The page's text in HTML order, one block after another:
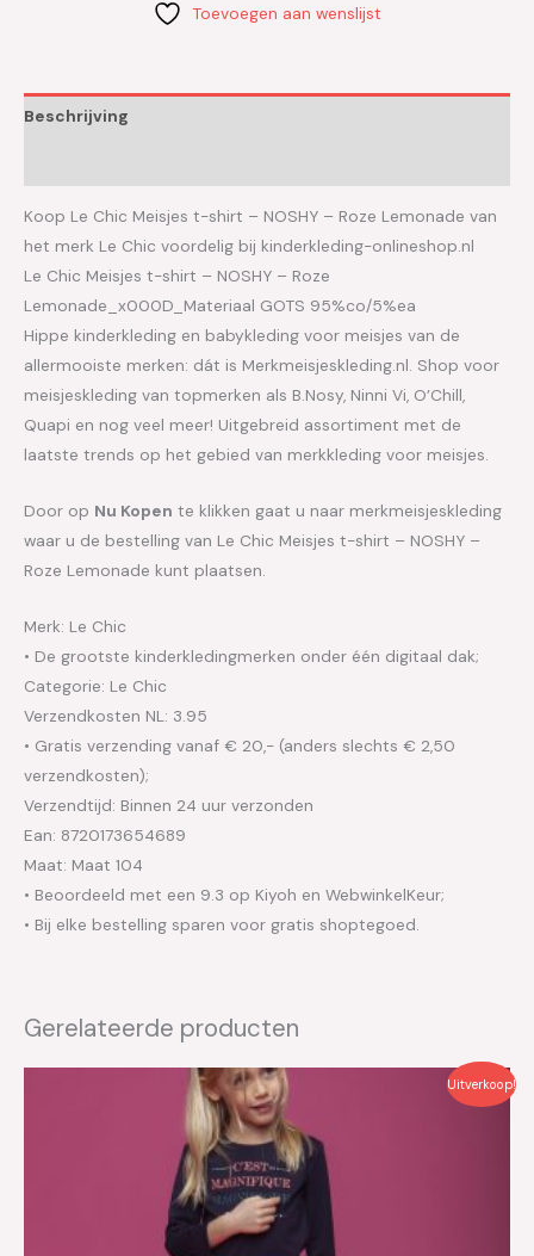
Toevoegen aan wenslijst
Beschrijving
Koop Le Chic Meisjes t-shirt – NOSHY – Roze Lemonade van
het merk Le Chic voordelig bij kinderkleding-onlineshop.nl
Le Chic Meisjes t-shirt – NOSHY – Roze
Lemonade_x000D_Materiaal GOTS 95%co/5%ea
Hippe kinderkleding en babykleding voor meisjes van de
allermooiste merken: dát is Merkmeisjeskleding.nl. Shop voor
meisjeskleding van topmerken als B.Nosy, Ninni Vi, O’Chill,
Quapi en nog veel meer! Uitgebreid assortiment met de
laatste trends op het gebied van merkkleding voor meisjes.
Door op Nu Kopen te klikken gaat u naar merkmeisjeskleding
waar u de bestelling van Le Chic Meisjes t-shirt – NOSHY –
Roze Lemonade kunt plaatsen.
Merk: Le Chic
• De grootste kinderkledingmerken onder één digitaal dak;
Categorie: Le Chic
Verzendkosten NL: 3.95
• Gratis verzending vanaf € 20,- (anders slechts € 2,50
verzendkosten);
Verzendtijd: Binnen 24 uur verzonden
Ean: 8720173654689
Maat: Maat 104
• Beoordeeld met een 9.3 op Kiyoh en WebwinkelKeur;
• Bij elke bestelling sparen voor gratis shoptegoed.
Gerelateerde producten
Uitverkoop!
Oorspronkelijke